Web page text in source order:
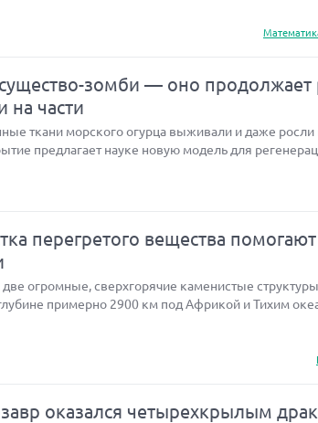
зомби — оно продолжает
на части
ткани морского огурца выживали и даже росли
предлагает науке новую модель для
перегретого вещества
огромные, сверхгорячие каменистые
примерно 2900 км под Африкой и Тихим
оказался четырехкрылым